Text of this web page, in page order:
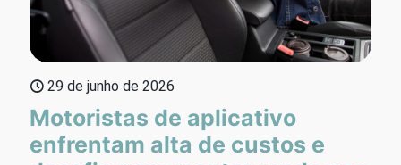
29 de junho de 2026
Motoristas de aplicativo
enfrentam alta de custos e